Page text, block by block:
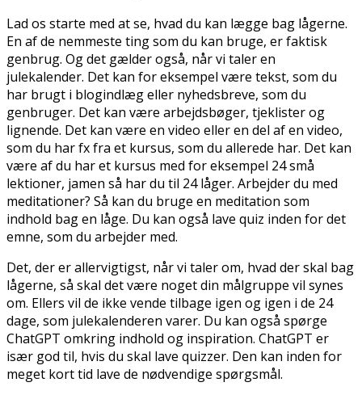
Lad os starte med at se, hvad du kan lægge bag lågerne.
En af de nemmeste ting som du kan bruge, er faktisk
genbrug. Og det gælder også, når vi taler en
julekalender. Det kan for eksempel være tekst, som du
har brugt i blogindlæg eller nyhedsbreve, som du
genbruger. Det kan være arbejdsbøger, tjeklister og
lignende. Det kan være en video eller en del af en video,
som du har fx fra et kursus, som du allerede har. Det kan
være af du har et kursus med for eksempel 24 små
lektioner, jamen så har du til 24 låger. Arbejder du med
meditationer? Så kan du bruge en meditation som
indhold bag en låge. Du kan også lave quiz inden for det
emne, som du arbejder med.
Det, der er allervigtigst, når vi taler om, hvad der skal bag
lågerne, så skal det være noget din målgruppe vil synes
om. Ellers vil de ikke vende tilbage igen og igen i de 24
dage, som julekalenderen varer. Du kan også spørge
ChatGPT omkring indhold og inspiration. ChatGPT er
især god til, hvis du skal lave quizzer. Den kan inden for
meget kort tid lave de nødvendige spørgsmål.